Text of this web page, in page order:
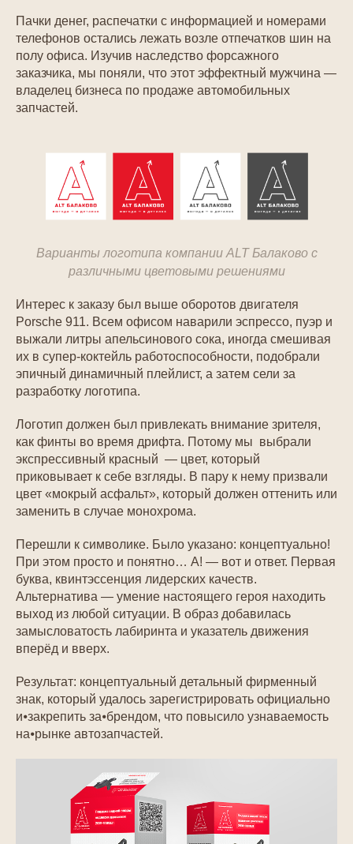
Пачки денег, распечатки с информацией и номерами
телефонов остались лежать возле отпечатков шин на
полу офиса. Изучив наследство форсажного
заказчика, мы поняли, что этот эффектный мужчина —
владелец бизнеса по продаже автомобильных
запчастей.
Варианты логотипа компании ALT Балаково с
различными цветовыми решениями
Интерес к заказу был выше оборотов двигателя
Porsche 911. Всем офисом наварили эспрессо, пуэр и
выжали литры апельсинового сока, иногда смешивая
их в супер-коктейль работоспособности, подобрали
эпичный динамичный плейлист, а затем сели за
разработку логотипа.
Логотип должен был привлекать внимание зрителя,
как финты во время дрифта. Потому мы выбрали
экспрессивный красный — цвет, который
приковывает к себе взгляды. В пару к нему призвали
цвет «мокрый асфальт», который должен оттенить или
заменить в случае монохрома.
Перешли к символике. Было указано: концептуально!
При этом просто и понятно… А! — вот и ответ. Первая
буква, квинтэссенция лидерских качеств.
Альтернатива — умение настоящего героя находить
выход из любой ситуации. В образ добавилась
замысловатость лабиринта и указатель движения
вперёд и вверх.
Результат: концептуальный детальный фирменный
знак, который удалось зарегистрировать официально
и⦁закрепить за⦁брендом, что повысило узнаваемость
на⦁рынке автозапчастей.